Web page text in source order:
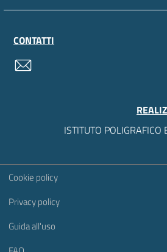
CONTATTI
ISTITUTO POLIGRAFICO
Sezione Link Utili
Cookie policy
Privacy policy
Guida all'uso